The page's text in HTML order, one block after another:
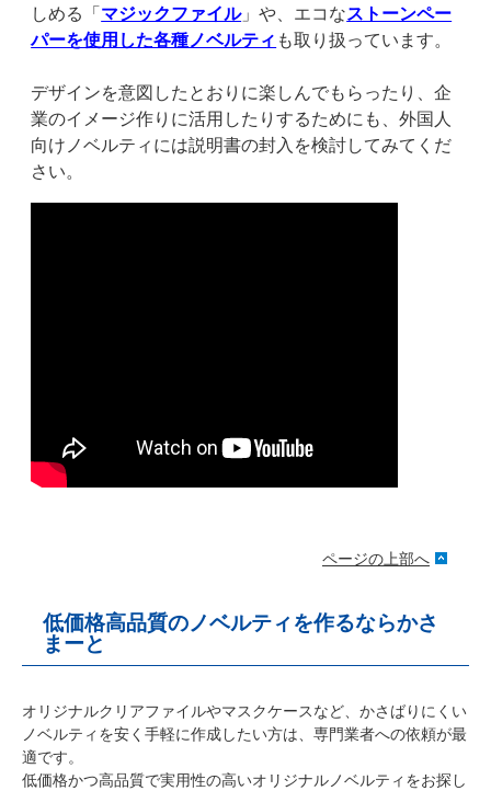
しめる「マジックファイル」や、エコなストーンペー
パーを使用した各種ノベルティ も取り扱っています。
デザインを意図したとおりに楽しんでもらったり、企
業のイメージ作りに活用したりするためにも、外国人
向けノベルティには説明書の封入を検討してみてくだ
さい。
ページの上部へ
低価格高品質のノベルティを作るならかさ
まーと
オリジナルクリアファイルやマスクケースなど、かさばりにくい
ノベルティを安く手軽に作成したい方は、専門業者への依頼が最
適です。
低価格かつ高品質で実用性の高いオリジナルノベルティをお探し